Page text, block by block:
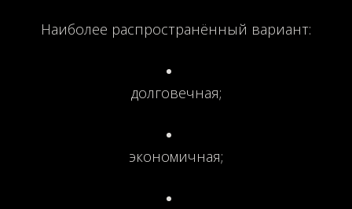
Наиболее распространённый вариант:
долговечная;
экономичная;